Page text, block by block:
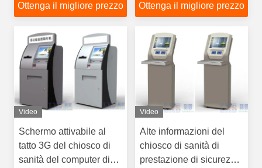
Pin
Ottenga il migliore prezzo
di multimedia
Ottenga il migliore prezzo
Video
Schermo attivabile al
tatto 3G del chiosco di
sanità del computer di
Video
Alte informazioni del
chiosco di sanità di
prestazione di sicurezza